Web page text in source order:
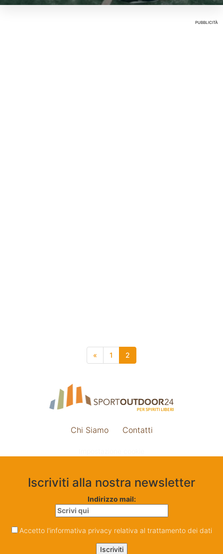
PUBBLICITÀ
« 1 2
Chi Siamo Contatti
Iscriviti alla nostra newsletter
Indirizzo mail:
Accetto l'informativa privacy relativa al trattamento dei dati